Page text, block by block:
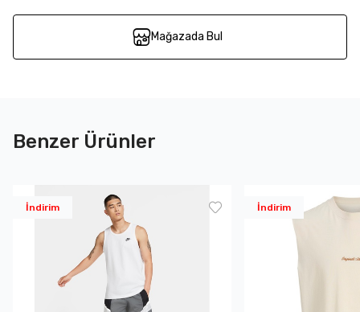
Mağazada Bul
Benzer Ürünler
İndirim İndirim